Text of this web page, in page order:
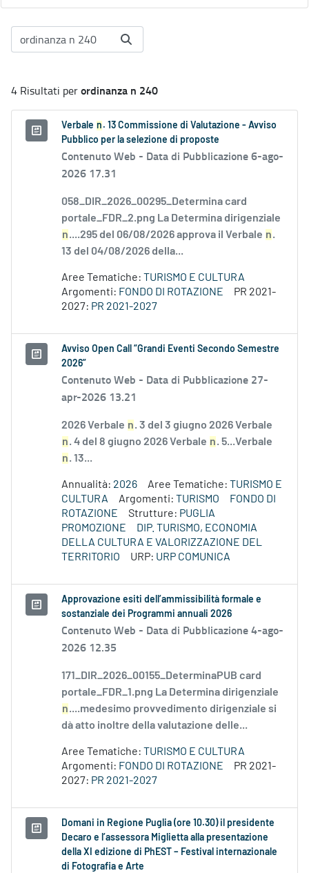
4 Risultati perordinanza n 240
Verbale n . 13 Commissione di Valutazione - Avviso
Pubblico per la selezione di proposte
Contenuto Web - Data di Pubblicazione 6-ago-
2026 17.31
058_DIR_2026_00295_Determina card
portale_FDR_2.png La Determina dirigenziale
n....295 del 06/08/2026 approva il Verbale n.
13 del 04/08/2026 della...
Aree Tematiche: TURISMO E CULTURA
Argomenti: FONDO DI ROTAZIONE
PR 2021-
2027: PR 2021-2027
Avviso Open Call “Grandi Eventi Secondo Semestre
2026”
Contenuto Web - Data di Pubblicazione 27-
apr-2026 13.21
2026 Verbale n. 3 del 3 giugno 2026 Verbale
n. 4 del 8 giugno 2026 Verbale n. 5...Verbale
n. 13...
Annualità: 2026 Aree Tematiche: TURISMO E
CULTURA
Argomenti: TURISMO
FONDO DI
ROTAZIONE
Strutture: PUGLIA
PROMOZIONE
DIP. TURISMO, ECONOMIA
DELLA CULTURA E VALORIZZAZIONE DEL
TERRITORIO
URP: URP COMUNICA
Approvazione esiti dell’ammissibilità formale e
sostanziale dei Programmi annuali 2026
Contenuto Web - Data di Pubblicazione 4-ago-
2026 12.35
171_DIR_2026_00155_DeterminaPUB card
portale_FDR_1.png La Determina dirigenziale
n....medesimo provvedimento dirigenziale si
dà atto inoltre della valutazione delle...
Aree Tematiche: TURISMO E CULTURA
Argomenti: FONDO DI ROTAZIONE
PR 2021-
2027: PR 2021-2027
Domani in Regione Puglia (ore 10.30) il presidente
Decaro e l’assessora Miglietta alla presentazione
della XI edizione di PhEST – Festival internazionale
di Fotografia e Arte